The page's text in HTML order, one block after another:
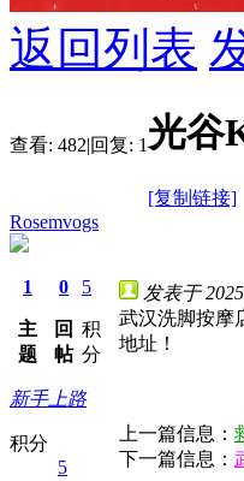
返回列表
查看: 482|回复: 1光谷
[复制链接]
Rosemvogs
1
主
题
0
回
帖
5
积
分
新手上路
积分
5
发表于
武汉洗脚按摩
地址！
上一篇信息：
下一篇信息：